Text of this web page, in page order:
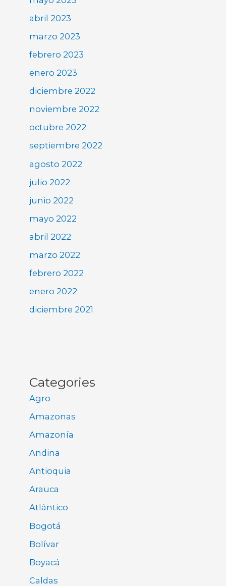
abril 2023
marzo 2023
febrero 2023
enero 2023
diciembre 2022
noviembre 2022
octubre 2022
septiembre 2022
agosto 2022
julio 2022
junio 2022
mayo 2022
abril 2022
marzo 2022
febrero 2022
enero 2022
diciembre 2021
Categories
Agro
Amazonas
Amazonía
Andina
Antioquia
Arauca
Atlántico
Bogotá
Bolívar
Boyacá
Caldas